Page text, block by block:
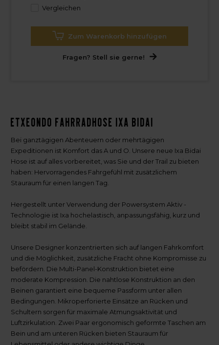
Vergleichen
Zum Warenkorb hinzufügen
Fragen? Stell sie gerne!
Etxeondo Fahrradhose IXA Bidai
Bei ganztägigen Abenteuern oder mehrtägigen
Expeditionen ist Komfort das A und O. Unsere neue Ixa Bidai
Hose ist auf alles vorbereitet, was Sie und der Trail zu bieten
haben: Hervorragendes Fahrgefühl mit zusätzlichem
Stauraum für einen langen Tag.
Hergestellt unter Verwendung der Powersystem Aktiv -
Technologie ist Ixa hochelastisch, anpassungsfähig, kurz und
bleibt stabil im Gelände.
Unsere Designer konzentrierten sich auf langen Fahrkomfort
und die Möglichkeit, zusätzliche Fracht ohne Kompromisse zu
befördern. Die Multi-Panel-Konstruktion bietet eine
moderate Kompression. Die nahtlose Konstruktion an den
Beinen garantiert eine bequeme Passform unter allen
Bedingungen. Mikroperforierte Einsätze an Rücken und
Schultern sorgen für maximale Atmungsaktivität und
Luftzirkulation. Zwei Paar ergonomisch geformte Taschen am
Bein und am unteren Rücken bieten Stauraum für